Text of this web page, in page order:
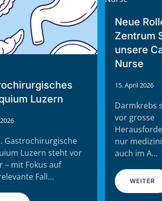
Luzern
Gastrochirurgische
Luzern steht vor
– mit Fokus auf
Fall…
Neue
Zentrum
unsere
Nurse
15. April 2026
Darmkrebs
vor grosse
nur
auch im A…
WEITER